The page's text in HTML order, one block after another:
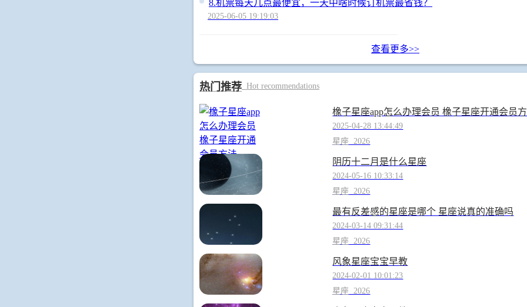
8.机票每天几点最便宜，一天中啥时候订机票最省钱？
2025-06-05 19:19:03
查看更多>>
热门推荐 Hot recommendations
橡子星座app怎么办理会员 橡子星座开通会员
2025-04-28 13:44:49
星座 2026
阴历十二月是什么星座
2024-05-16 10:33:14
星座 2026
最有反差感的星座是哪个 星座说真的准确吗
2024-03-14 09:31:44
星座 2026
风象星座宝宝早教
2024-02-01 10:01:23
星座 2026